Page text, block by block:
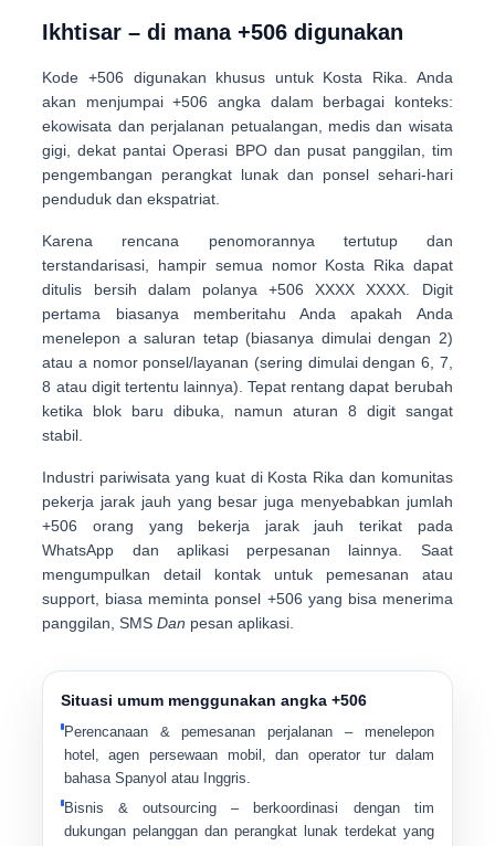
Ikhtisar – di mana +506 digunakan
Kode +506 digunakan khusus untuk Kosta Rika . Anda
akan menjumpai +506 angka dalam berbagai konteks:
ekowisata dan perjalanan petualangan , medis dan wisata
gigi, dekat pantaiOperasi BPO dan pusat panggilan , tim
pengembangan perangkat lunak dan ponsel sehari-hari
penduduk dan ekspatriat.
Karena rencana penomorannya tertutup dan
terstandarisasi, hampir semua nomor Kosta Rika dapat
ditulis bersih dalam polanya+506 XXXX XXXX . Digit
pertama biasanya memberitahu Anda apakah Anda
menelepon asaluran tetap (biasanya dimulai dengan 2)
atau a nomor ponsel/layanan (sering dimulai dengan 6, 7,
8 atau digit tertentu lainnya) . Tepat rentang dapat berubah
ketika blok baru dibuka, namun aturan 8 digit sangat
stabil.
Industri pariwisata yang kuat di Kosta Rika dan komunitas
pekerja jarak jauh yang besar juga menyebabkan jumlah
+506 orang yang bekerja jarak jauh terikat pada
WhatsApp dan aplikasi perpesanan lainnya . Saat
mengumpulkan detail kontak untuk pemesanan atau
support, biasa meminta ponsel +506 yang bisa menerima
panggilan, SMSDan pesan aplikasi.
Situasi umum menggunakan angka +506
Perencanaan & pemesanan perjalanan – menelepon
hotel, agen persewaan mobil, dan operator tur dalam
bahasa Spanyol atau Inggris.
Bisnis & outsourcing – berkoordinasi dengan tim
dukungan pelanggan dan perangkat lunak terdekat yang